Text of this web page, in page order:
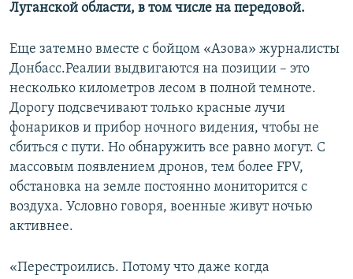
Луганской области, в том числе на передовой.
Еще затемно вместе с бойцом «Азова» журналисты
Донбасс.Реалии выдвигаются на позиции – это
несколько километров лесом в полной темноте.
Дорогу подсвечивают только красные лучи
фонариков и прибор ночного видения, чтобы не
сбиться с пути. Но обнаружить все равно могут. С
массовым появлением дронов, тем более FPV,
обстановка на земле постоянно мониторится с
воздуха. Условно говоря, военные живут ночью
активнее.
«Перестроились. Потому что даже когда